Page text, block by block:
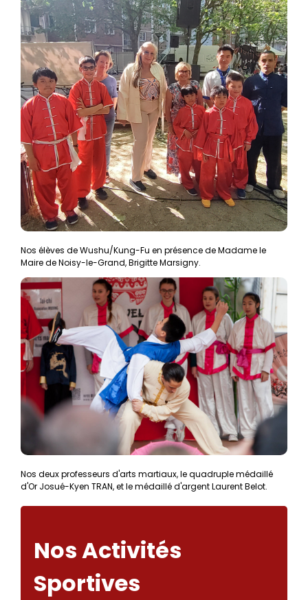
Nos élèves de Wushu/Kung-Fu en présence de Madame le
Maire de Noisy-le-Grand, Brigitte Marsigny.
Nos deux professeurs d'arts martiaux, le quadruple médaillé
d'Or Josué-Kyen TRAN, et le médaillé d'argent Laurent Belot.
Nos Activités
Sportives